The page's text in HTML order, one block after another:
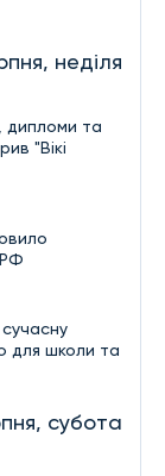
неділя
дипломи та
"Вікі
РФ
для школи та
субота